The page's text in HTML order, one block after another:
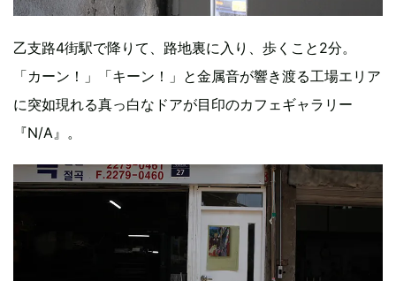
乙支路4街駅で降りて、路地裏に入り、歩くこと2分。
「カーン！」「キーン！」と金属音が響き渡る工場エリア
に突如現れる真っ白なドアが目印のカフェギャラリー
『N/A』。